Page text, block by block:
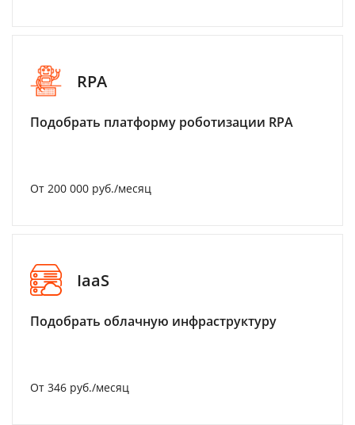
RPA
Подобрать платформу роботизации RPA
От 200 000 руб./месяц
IaaS
Подобрать облачную инфраструктуру
От 346 руб./месяц